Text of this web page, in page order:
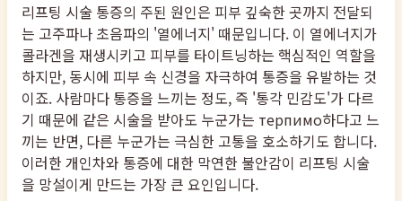
리프팅 시술 통증의 주된 원인은 피부 깊숙한 곳까지 전달되
는 고주파나 초음파의 '열에너지' 때문입니다. 이 열에너지가
콜라겐을 재생시키고 피부를 타이트닝하는 핵심적인 역할을
하지만, 동시에 피부 속 신경을 자극하여 통증을 유발하는 것
이죠. 사람마다 통증을 느끼는 정도, 즉 '통각 민감도'가 다르
기 때문에 같은 시술을 받아도 누군가는 терпимо하다고 느
끼는 반면, 다른 누군가는 극심한 고통을 호소하기도 합니다.
이러한 개인차와 통증에 대한 막연한 불안감이 리프팅 시술
을 망설이게 만드는 가장 큰 요인입니다.